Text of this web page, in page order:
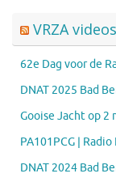
VRZA videos
62e Dag voor de
DNAT 2025 Bad
Gooise Jacht op 2
PA101PCG |
DNAT 2024 Bad